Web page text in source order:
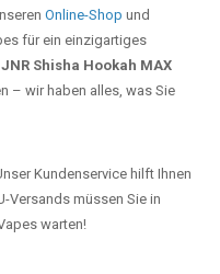
Online-Shop und
für ein einzigartiges
JNR Shisha Hookah MAX
– wir haben alles, was Sie
Kundenservice hilft Ihnen
Versands müssen Sie in
warten!